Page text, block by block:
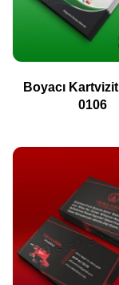
Boyacı
0106